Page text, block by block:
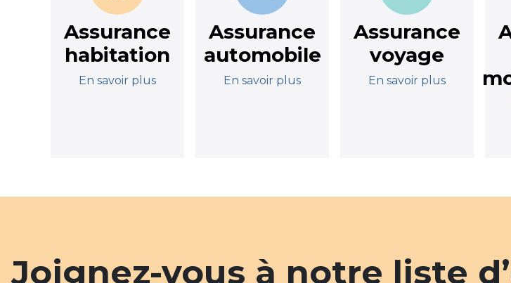
Assurance
habitation
En savoir plus
Assurance
automobile
En savoir plus
Assurance
voyage
En savoir plus
Joignez-vous à notre liste